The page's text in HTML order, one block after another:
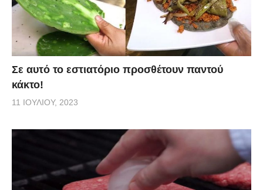
Σε αυτό το εστιατόριο προσθέτουν παντού
κάκτο!
11 ΙΟΥΛΊΟΥ, 2023